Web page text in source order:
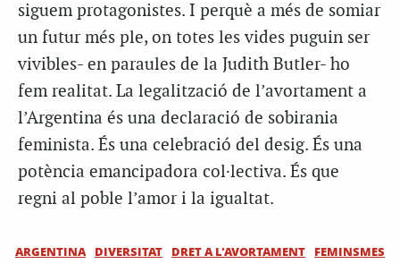
siguem protagonistes. I perquè a més de somiar
un futur més ple, on totes les vides puguin ser
vivibles- en paraules de la Judith Butler- ho
fem realitat. La legalització de l’avortament a
l’Argentina és una declaració de sobirania
feminista. És una celebració del desig. És una
potència emancipadora col·lectiva. És que
regni al poble l’amor i la igualtat.
ARGENTINA DIVERSITAT DRET A L'AVORTAMENT
FEMINSMES